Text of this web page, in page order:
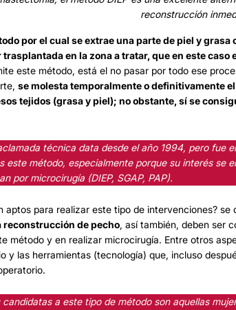
reconstrucción
por el cual se extrae una parte de piel y
en la zona a tratar, que en este caso
este método, está el no pasar por todo ese
se molesta temporalmente o definitivamente
tejidos (grasa y piel); no obstante, sí se
técnica data desde el año 1994, pero fue
este método, especialmente porque su interés se
por microcirugía (DIEP, SGAP, PAP).
aptos para realizar este tipo de intervenciones?
reconstrucción de pecho, así también, deben ser
método y en realizar microcirugía. Entre otros
y las herramientas (tecnología) que, incluso
a este tipo de método son aquellas